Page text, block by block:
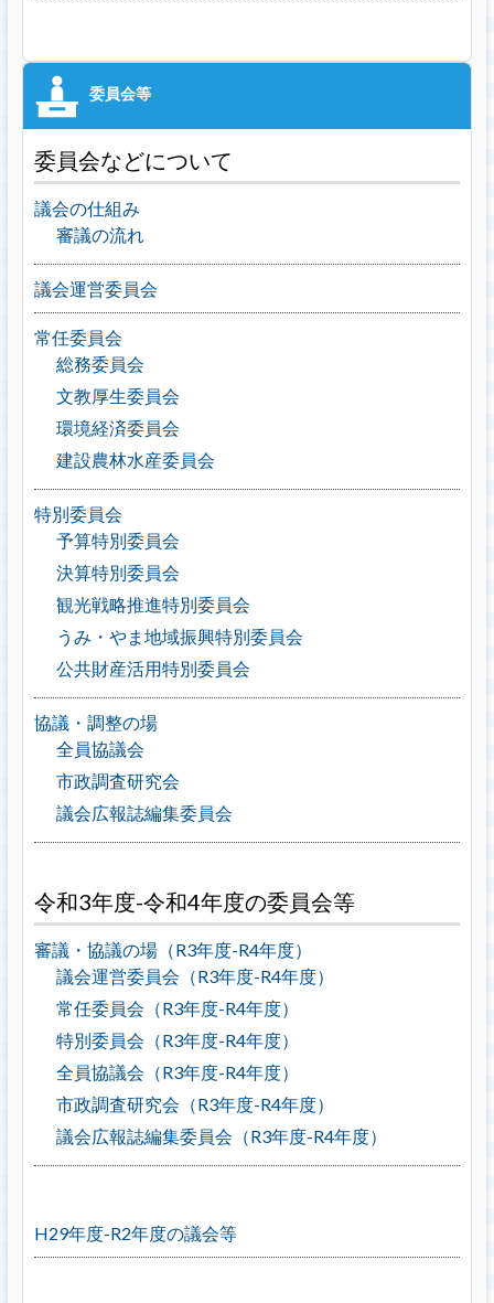
委員会などについて
議会の仕組み
審議の流れ
議会運営委員会
常任委員会
総務委員会
文教厚生委員会
環境経済委員会
建設農林水産委員会
特別委員会
予算特別委員会
決算特別委員会
観光戦略推進特別委員会
うみ・やま地域振興特別委員会
公共財産活用特別委員会
協議・調整の場
全員協議会
市政調査研究会
議会広報誌編集委員会
令和3年度-令和4年度の委員会等
審議・協議の場（R3年度-R4年度）
議会運営委員会（R3年度-R4年度）
常任委員会（R3年度-R4年度）
特別委員会（R3年度-R4年度）
全員協議会（R3年度-R4年度）
市政調査研究会（R3年度-R4年度）
議会広報誌編集委員会（R3年度-R4年度）
H29年度-R2年度の議会等